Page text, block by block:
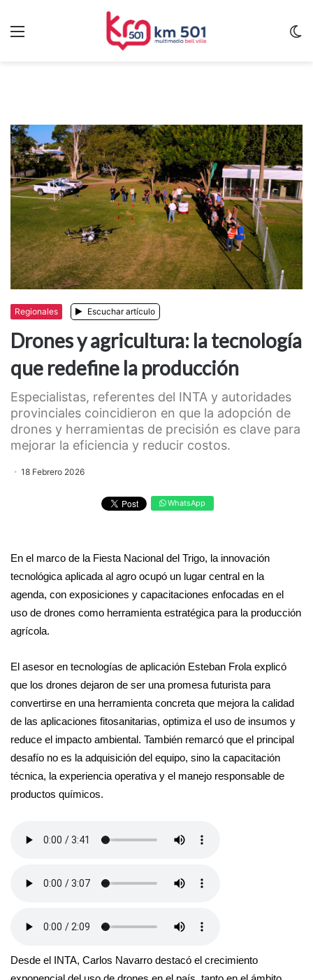
Regionales Escuchar artículo
Drones y agricultura: la tecnología
que redefine la producción
Especialistas, referentes del INTA y autoridades
provinciales coincidieron en que la adopción de
drones y herramientas de precisión es clave para
mejorar la eficiencia y reducir costos.
18 Febrero 2026
WhatsApp
En el marco de la Fiesta Nacional del Trigo, la innovación
tecnológica aplicada al agro ocupó un lugar central en la
agenda, con exposiciones y capacitaciones enfocadas en el
uso de drones como herramienta estratégica para la producción
agrícola.
El asesor en tecnologías de aplicación Esteban Frola explicó
que los drones dejaron de ser una promesa futurista para
convertirse en una herramienta concreta que mejora la calidad
de las aplicaciones fitosanitarias, optimiza el uso de insumos y
reduce el impacto ambiental. También remarcó que el principal
desafío no es la adquisición del equipo, sino la capacitación
técnica, la experiencia operativa y el manejo responsable de
productos químicos.
Desde el INTA, Carlos Navarro destacó el crecimiento